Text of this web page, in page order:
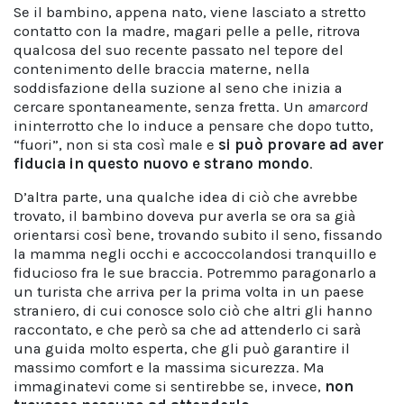
Se il bambino, appena nato, viene lasciato a stretto
contatto con la madre, magari pelle a pelle, ritrova
qualcosa del suo recente passato nel tepore del
contenimento delle braccia materne, nella
soddisfazione della suzione al seno che inizia a
cercare spontaneamente, senza fretta. Un amarcord
ininterrotto che lo induce a pensare che dopo tutto,
“fuori”, non si sta così male e si può provare ad aver
fiducia in questo nuovo e strano mondo.
D’altra parte, una qualche idea di ciò che avrebbe
trovato, il bambino doveva pur averla se ora sa già
orientarsi così bene, trovando subito il seno, fissando
la mamma negli occhi e accoccolandosi tranquillo e
fiducioso fra le sue braccia. Potremmo paragonarlo a
un turista che arriva per la prima volta in un paese
straniero, di cui conosce solo ciò che altri gli hanno
raccontato, e che però sa che ad attenderlo ci sarà
una guida molto esperta, che gli può garantire il
massimo comfort e la massima sicurezza. Ma
immaginatevi come si sentirebbe se, invece, non